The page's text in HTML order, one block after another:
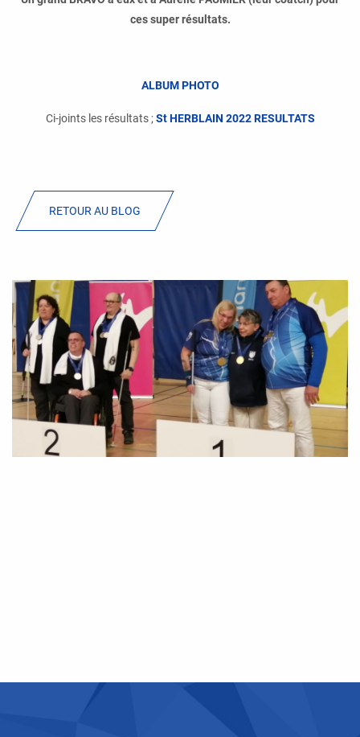
ces super résultats.
ALBUM PHOTO
Ci-joints les résultats ;St HERBLAIN 2022 RESULTATS
RETOUR AU BLOG